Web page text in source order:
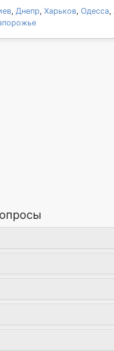
, Днепр, Харьков, Одесса,